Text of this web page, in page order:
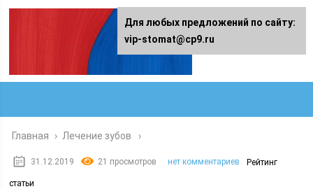
Главная › Лечение зубов
31.12.2019 21 просмотров нет комментариев Рейтинг
статьи
Для любых предложений по сайту:
vip-stomat@cp9.ru